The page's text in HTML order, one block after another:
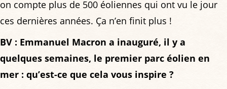
on compte plus de 500 éoliennes qui ont vu le jour
ces dernières années. Ça n’en finit plus !
BV : Emmanuel Macron a inauguré, il y a
quelques semaines, le premier parc éolien en
mer : qu’est-ce que cela vous inspire ?